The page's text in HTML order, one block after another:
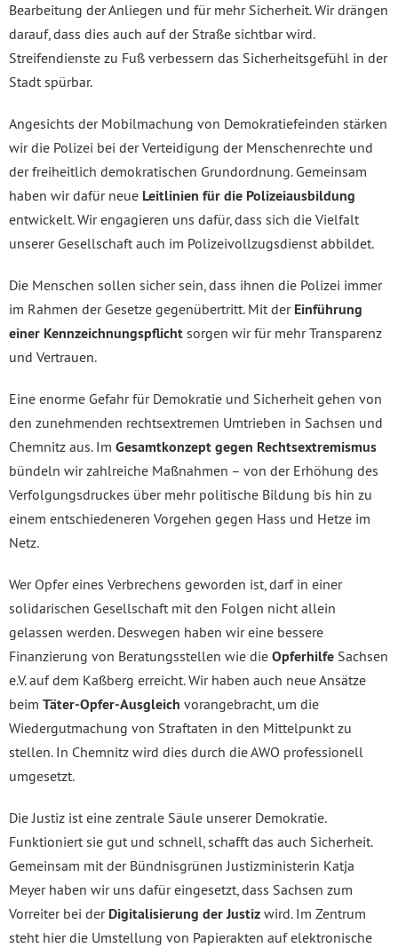
Bearbeitung der Anliegen und für mehr Sicherheit. Wir drängen
darauf, dass dies auch auf der Straße sichtbar wird.
Streifendienste zu Fuß verbessern das Sicherheitsgefühl in der
Stadt spürbar.
Angesichts der Mobilmachung von Demokratiefeinden stärken
wir die Polizei bei der Verteidigung der Menschenrechte und
der freiheitlich demokratischen Grundordnung. Gemeinsam
haben wir dafür neue Leitlinien für die Polizeiausbildung
entwickelt. Wir engagieren uns dafür, dass sich die Vielfalt
unserer Gesellschaft auch im Polizeivollzugsdienst abbildet.
Die Menschen sollen sicher sein, dass ihnen die Polizei immer
im Rahmen der Gesetze gegenübertritt. Mit der Einführung
einer Kennzeichnungspflicht sorgen wir für mehr Transparenz
und Vertrauen.
Eine enorme Gefahr für Demokratie und Sicherheit gehen von
den zunehmenden rechtsextremen Umtrieben in Sachsen und
Chemnitz aus. Im Gesamtkonzept gegen Rechtsextremismus
bündeln wir zahlreiche Maßnahmen – von der Erhöhung des
Verfolgungsdruckes über mehr politische Bildung bis hin zu
einem entschiedeneren Vorgehen gegen Hass und Hetze im
Netz.
Wer Opfer eines Verbrechens geworden ist, darf in einer
solidarischen Gesellschaft mit den Folgen nicht allein
gelassen werden. Deswegen haben wir eine bessere
Finanzierung von Beratungsstellen wie die Opferhilfe Sachsen
e.V. auf dem Kaßberg erreicht. Wir haben auch neue Ansätze
beim Täter-Opfer-Ausgleich vorangebracht, um die
Wiedergutmachung von Straftaten in den Mittelpunkt zu
stellen. In Chemnitz wird dies durch die AWO professionell
umgesetzt.
Die Justiz ist eine zentrale Säule unserer Demokratie.
Funktioniert sie gut und schnell, schafft das auch Sicherheit.
Gemeinsam mit der Bündnisgrünen Justizministerin Katja
Meyer haben wir uns dafür eingesetzt, dass Sachsen zum
Vorreiter bei der Digitalisierung der Justiz wird. Im Zentrum
steht hier die Umstellung von Papierakten auf elektronische